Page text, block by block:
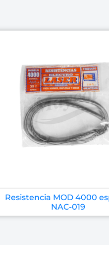
Resistencia MOD 4000
NAC-019